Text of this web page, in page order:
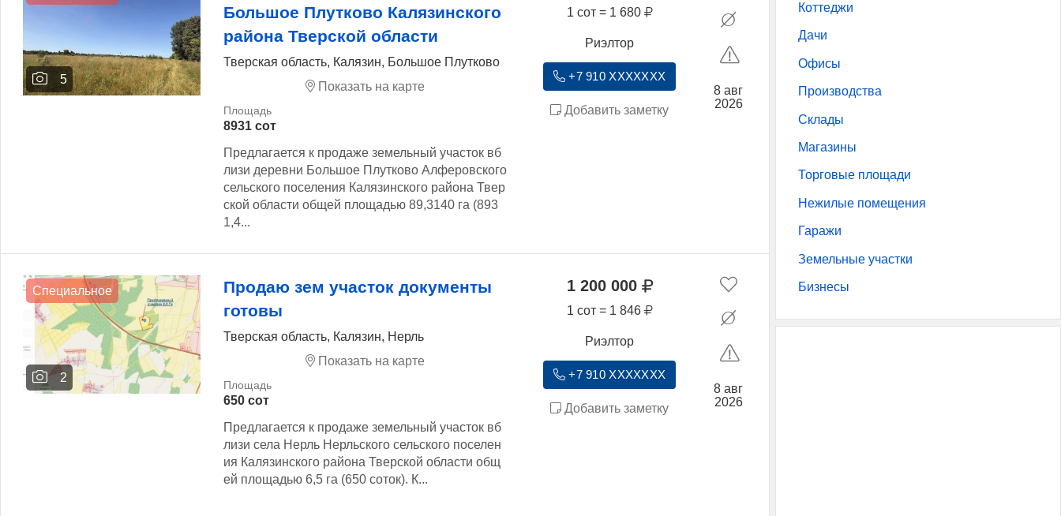
5
Большое Плутково Калязинского
района Тверской области
Тверская область, Калязин, Большое Плутково
Показать на карте
8931 сот
Предлагается к продаже земельный участок вб
лизи деревни Большое Плутково Алферовского
сельского поселения Калязинского района Твер
ской области общей площадью 89,3140 га (893
1,4...
1 сот = 1 680
Риэлтор
+7 910 XXXXXXX
Добавить заметку
8 авг
2026
2
Специальное
Продаю зем участок документы
готовы
Тверская область, Калязин, Нерль
Показать на карте
650 сот
Предлагается к продаже земельный участок вб
лизи села Нерль Нерльского сельского поселен
ия Калязинского района Тверской области общ
ей площадью 6,5 га (650 соток). К...
1 200 000
1 сот = 1 846
Риэлтор
+7 910 XXXXXXX
Добавить заметку
8 авг
2026
Коттеджи
Дачи
Офисы
Производства
Склады
Магазины
Торговые площади
Нежилые помещения
Гаражи
Земельные участки
Бизнесы